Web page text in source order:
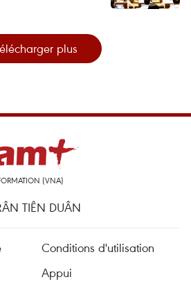
plus
(VNA)
TIÊN DUÂN
Conditions d'utilisation
Appui